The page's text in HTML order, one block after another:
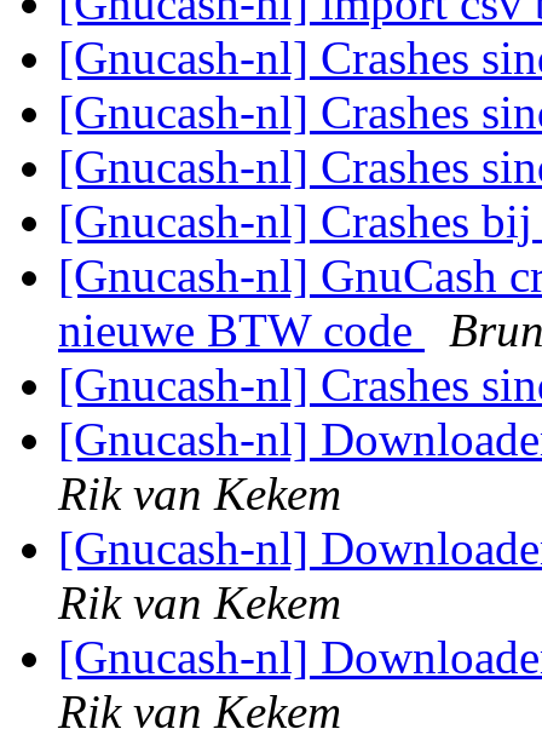
[Gnucash-nl] Crashes
[Gnucash-nl] Crashes
[Gnucash-nl] Crashes
[Gnucash-nl] Crashes
[Gnucash-nl] GnuCash
nieuwe BTW code
[Gnucash-nl] Crashes
[Gnucash-nl]
Rik van Kekem
[Gnucash-nl]
Rik van Kekem
[Gnucash-nl]
Rik van Kekem